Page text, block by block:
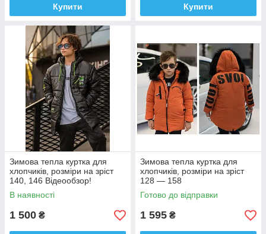
Купити Купити
Зимова тепла куртка для
хлопчиків, розміри на зріст
140, 146 Відеообзор!
В наявності
1 500 ₴
Зимова тепла куртка для
хлопчиків, розміри на зріст
128 — 158
Готово до відправки
1 595 ₴